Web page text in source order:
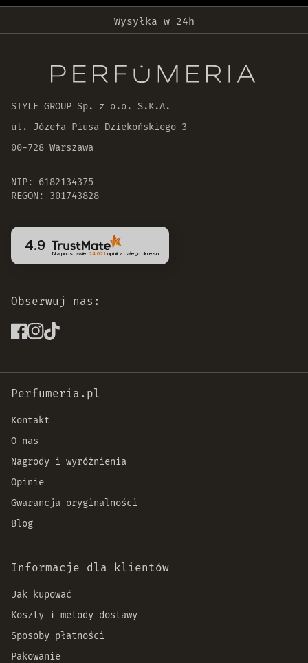
Wysyłka w 24h
30 dni na zwrot zamówienia
STYLE GROUP Sp. z o.o. S.K.A.
ul. Józefa Piusa Dziekońskiego 3
00-728 Warszawa
NIP: 6182134375
REGON: 301743828
4.9
Na podstawie 24 621 opinii z całego okresu
Obserwuj nas:
Perfumeria.pl
Kontakt
O nas
Nagrody i wyróżnienia
Opinie
Gwarancja oryginalności
Blog
Informacje dla klientów
Jak kupować
Koszty i metody dostawy
Sposoby płatności
Pakowanie